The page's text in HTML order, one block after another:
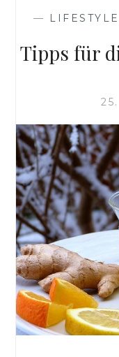
— LIFESTYLE
Tipps für